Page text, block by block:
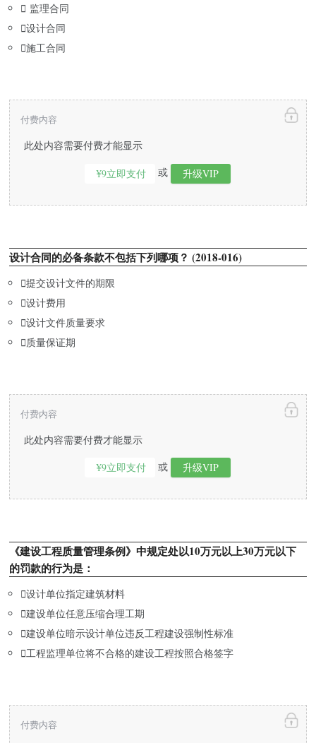
 监理合同
设计合同
施工合同
此处内容需要付费才能显示
¥9立即支付 或 升级VIP
付费内容
设计合同的必备条款不包括下列哪项？ (2018-016)
提交设计文件的期限
设计费用
设计文件质量要求
质量保证期
此处内容需要付费才能显示
¥9立即支付 或 升级VIP
付费内容
《建设工程质量管理条例》中规定处以10万元以上30万元以下
的罚款的行为是：
设计单位指定建筑材料
建设单位任意压缩合理工期
建设单位暗示设计单位违反工程建设强制性标准
工程监理单位将不合格的建设工程按照合格签字
付费内容